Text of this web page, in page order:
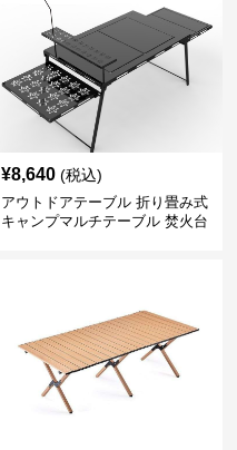
¥8,640 (税込)
アウトドアテーブル 折り畳み式
キャンプマルチテーブル 焚火台